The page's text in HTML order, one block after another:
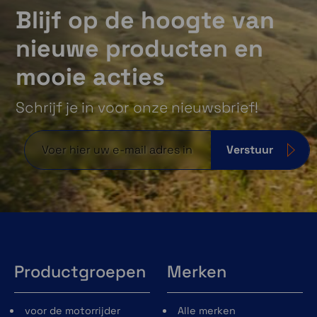
Blijf op de hoogte van
nieuwe producten en
mooie acties
Schrijf je in voor onze nieuwsbrief!
Verstuur
Productgroepen
voor de motorrijder
Merken
Alle merken